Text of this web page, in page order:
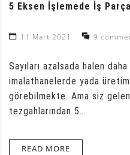
5 Eksen İşlemede İş
11 Mart 2021 9
Sayıları azalsada halen
imalathanelerde yada
görebilmekte. Ama siz
tezgahlarından 5…
READ MORE